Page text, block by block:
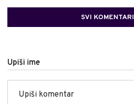
SVI KOMENTARI
Upiši ime